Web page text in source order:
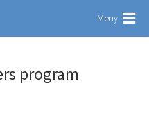
Meny
program